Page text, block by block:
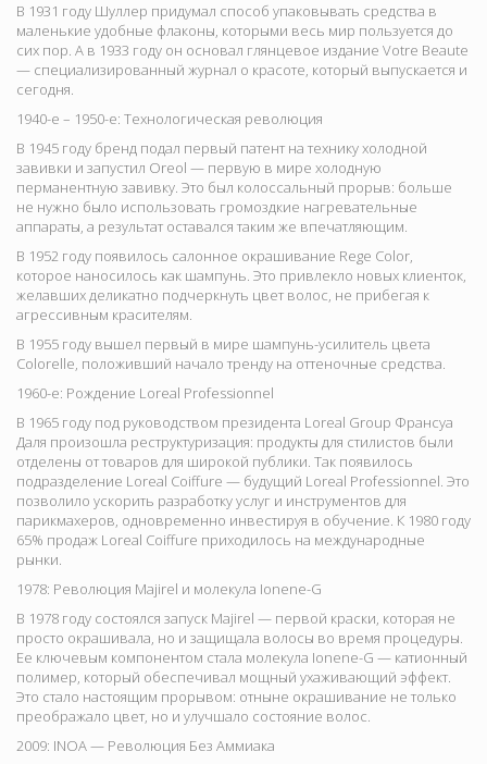
В 1931 году Шуллер придумал способ упаковывать средства в
маленькие удобные флаконы, которыми весь мир пользуется до
сих пор. А в 1933 году он основал глянцевое издание Votre Beaute
— специализированный журнал о красоте, который выпускается и
сегодня.
1940-е – 1950-е: Технологическая революция
В 1945 году бренд подал первый патент на технику холодной
завивки и запустил Oreol — первую в мире холодную
перманентную завивку. Это был колоссальный прорыв: больше
не нужно было использовать громоздкие нагревательные
аппараты, а результат оставался таким же впечатляющим.
В 1952 году появилось салонное окрашивание Rege Color,
которое наносилось как шампунь. Это привлекло новых клиенток,
желавших деликатно подчеркнуть цвет волос, не прибегая к
агрессивным красителям.
В 1955 году вышел первый в мире шампунь-усилитель цвета
Colorelle, положивший начало тренду на оттеночные средства.
1960-е: Рождение Loreal Professionnel
В 1965 году под руководством президента Loreal Group Франсуа
Даля произошла реструктуризация: продукты для стилистов были
отделены от товаров для широкой публики. Так появилось
подразделение Loreal Coiffure — будущий Loreal Professionnel. Это
позволило ускорить разработку услуг и инструментов для
парикмахеров, одновременно инвестируя в обучение. К 1980 году
65% продаж Loreal Coiffure приходилось на международные
рынки.
1978: Революция Majirel и молекула Ionene-G
В 1978 году состоялся запуск Majirel — первой краски, которая не
просто окрашивала, но и защищала волосы во время процедуры.
Ее ключевым компонентом стала молекула Ionene-G — катионный
полимер, который обеспечивал мощный ухаживающий эффект.
Это стало настоящим прорывом: отныне окрашивание не только
преображало цвет, но и улучшало состояние волос.
2009: INOA — Революция Без Аммиака